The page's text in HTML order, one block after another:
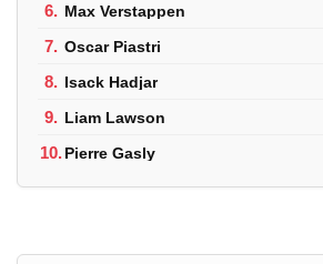
6. Max Verstappen
7. Oscar Piastri
8. Isack Hadjar
9. Liam Lawson
10.Pierre Gasly